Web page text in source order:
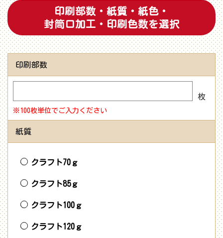
印刷部数・紙質・紙色・
封筒口加工・印刷色数を選択
印刷部数
枚
※100枚単位でご入力ください
紙質
クラフト70ｇ
クラフト85ｇ
クラフト100ｇ
クラフト120ｇ